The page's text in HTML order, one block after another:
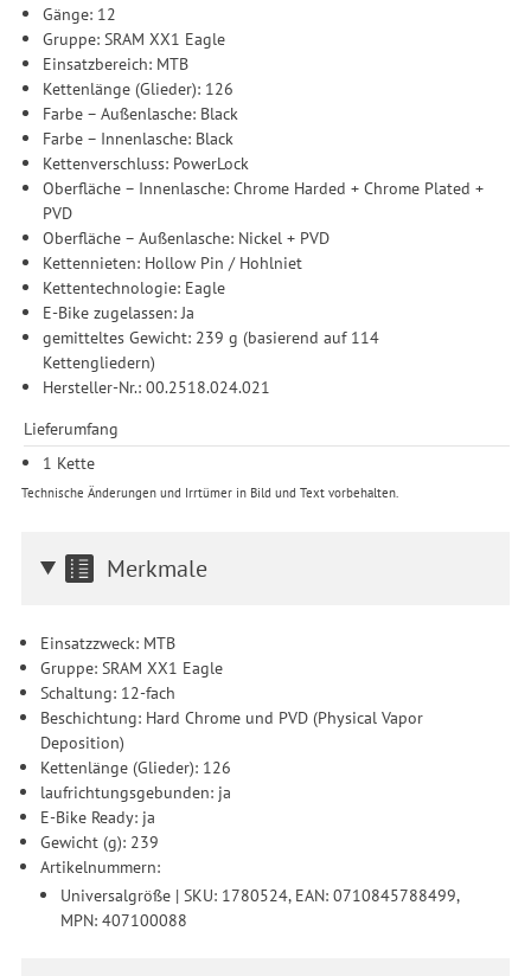
Gänge: 12
Gruppe: SRAM XX1 Eagle
Einsatzbereich: MTB
Kettenlänge (Glieder): 126
Farbe – Außenlasche: Black
Farbe – Innenlasche: Black
Kettenverschluss: PowerLock
Oberfläche – Innenlasche: Chrome Harded + Chrome Plated +
PVD
Oberfläche – Außenlasche: Nickel + PVD
Kettennieten: Hollow Pin / Hohlniet
Kettentechnologie: Eagle
E-Bike zugelassen: Ja
gemitteltes Gewicht: 239 g (basierend auf 114
Kettengliedern)
Hersteller-Nr.: 00.2518.024.021
Lieferumfang
1 Kette
Technische Änderungen und Irrtümer in Bild und Text vorbehalten.
Merkmale
Einsatzzweck: MTB
Gruppe: SRAM XX1 Eagle
Schaltung: 12-fach
Beschichtung: Hard Chrome und PVD (Physical Vapor
Deposition)
Kettenlänge (Glieder): 126
laufrichtungsgebunden: ja
E-Bike Ready: ja
Gewicht (g): 239
Artikelnummern:
Universalgröße | SKU: 1780524, EAN: 0710845788499,
MPN: 407100088